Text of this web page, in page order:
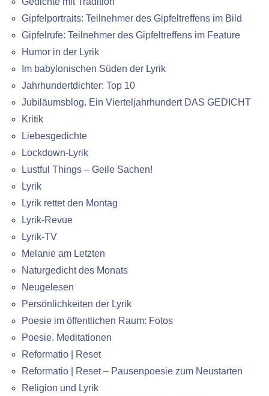
Gipfelportraits: Teilnehmer des Gipfeltreffens im Bild
Gipfelrufe: Teilnehmer des Gipfeltreffens im Feature
Humor in der Lyrik
Im babylonischen Süden der Lyrik
Jahrhundertdichter: Top 10
Jubiläumsblog. Ein Vierteljahrhundert DAS GEDICHT
Kritik
Liebesgedichte
Lockdown-Lyrik
Lustful Things – Geile Sachen!
Lyrik
Lyrik rettet den Montag
Lyrik-Revue
Lyrik-TV
Melanie am Letzten
Naturgedicht des Monats
Neugelesen
Persönlichkeiten der Lyrik
Poesie im öffentlichen Raum: Fotos
Poesie. Meditationen
Reformatio | Reset
Reformatio | Reset – Pausenpoesie zum Neustarten
Religion und Lyrik